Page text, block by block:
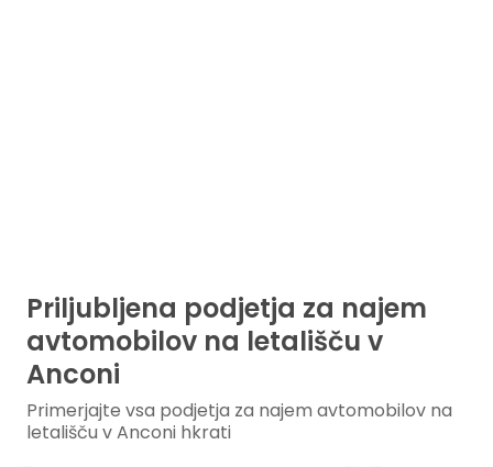
Priljubljena podjetja za najem
avtomobilov na letališču v
Anconi
Primerjajte vsa podjetja za najem avtomobilov na
letališču v Anconi hkrati